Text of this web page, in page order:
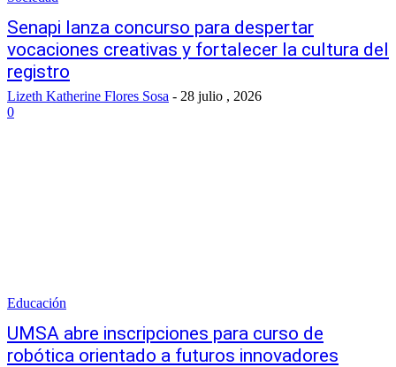
Senapi lanza concurso para despertar
vocaciones creativas y fortalecer la cultura del
registro
Lizeth Katherine Flores Sosa - 28 julio , 2026
0
Educación
UMSA abre inscripciones para curso de
robótica orientado a futuros innovadores